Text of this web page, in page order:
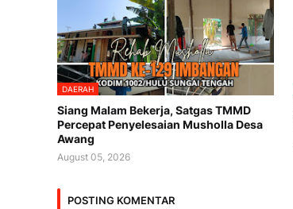
DAERAH
Siang Malam Bekerja, Satgas TMMD
Percepat Penyelesaian Musholla Desa
Awang
August 05, 2026
POSTING KOMENTAR